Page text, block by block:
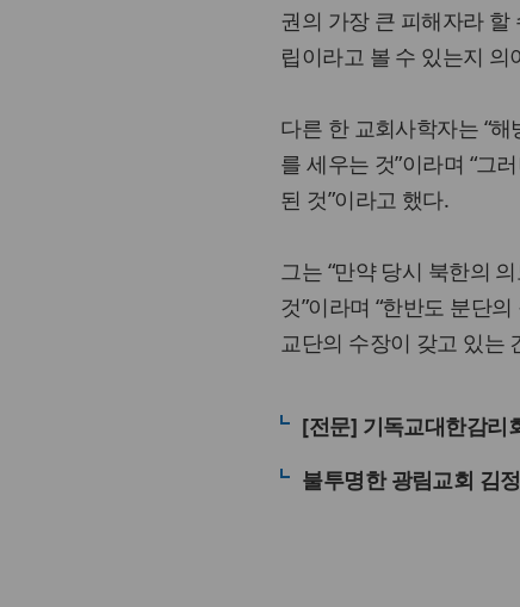
권의 가장 큰 피해자라
립이라고 볼 수 있는지 의
다른 한 교회사학자는 “
를 세우는 것”이라며 “그
된 것”이라고 했다.
그는 “만약 당시 북한의
것”이라며 “한반도 분단
교단의 수장이 갖고 있는
[전문] 기독교대한감리
불투명한 광림교회 김